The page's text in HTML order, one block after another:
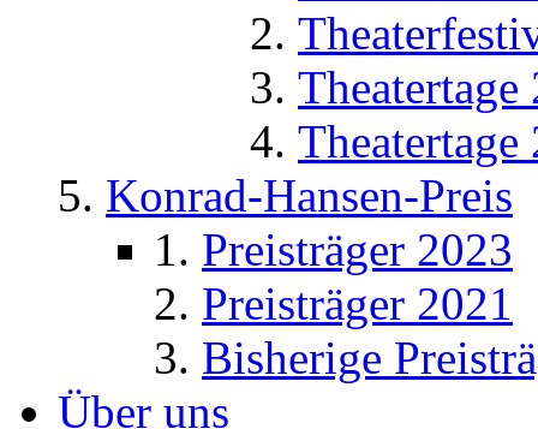
Theatertage
Theatertage
Konrad-Hansen-Preis
Preisträger 2023
Preisträger 2021
Bisherige
Über uns